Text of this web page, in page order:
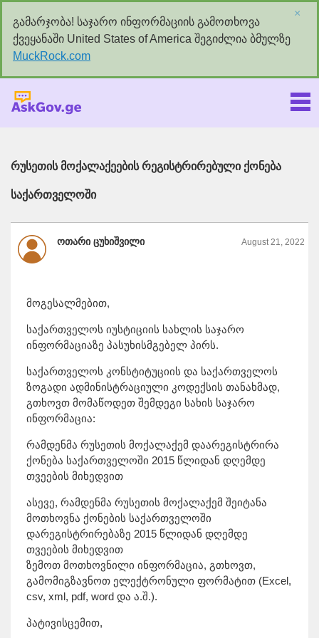
გამარჯობა! საჯარო ინფორმაციის გამოთხოვა
ქვეყანაში United States of America შეგიძლია ბმულზე
MuckRock.com
×
რუსეთის მოქალაქეების რეგისტრირებული ქონება
საქართველოში
ოთარი ცუხიშვილი August 21, 2022
მოგესალმებით,
საქართველოს იუსტიციის სახლის საჯარო
ინფორმაციაზე პასუხისმგებელ პირს.
საქართველოს კონსტიტუციის და საქართველოს
ზოგადი ადმინისტრაციული კოდექსის თანახმად,
გთხოვთ მომაწოდეთ შემდეგი სახის საჯარო
ინფორმაცია:
რამდენმა რუსეთის მოქალაქემ დაარეგისტრირა
ქონება საქართველოში 2015 წლიდან დღემდე
თვეების მიხედვით
ასევე, რამდენმა რუსეთის მოქალაქემ შეიტანა
მოთხოვნა ქონების საქართველოში
დარეგისტრირებაზე 2015 წლიდან დღემდე
თვეების მიხედვით
ზემოთ მოთხოვნილი ინფორმაცია, გთხოვთ,
გამომიგზავნოთ ელექტრონული ფორმატით (Excel,
csv, xml, pdf, word და ა.შ.).
პატივისცემით,